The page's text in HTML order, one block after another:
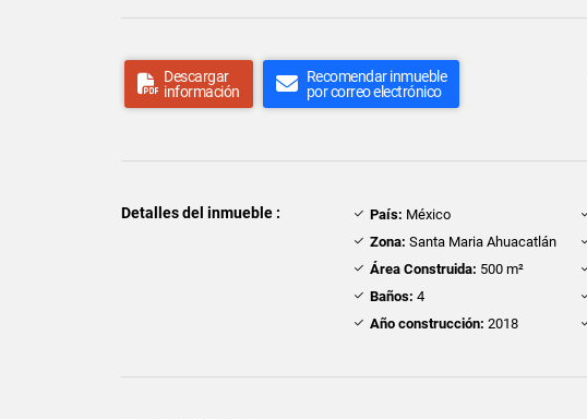
Descargar
información
Recomendar inmueble
por correo electrónico
Detalles del inmueble : País: México
Zona: Santa Maria Ahuacatlán
Área Construida: 500 m²
Baños: 4
Año construcción: 2018